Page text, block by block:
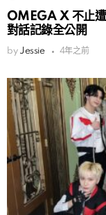
OMEGA X 不止遭
對話記錄全公開
by Jessie 4年之前